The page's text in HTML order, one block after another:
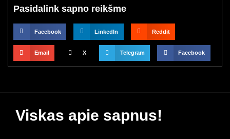
Pasidalink sapno reikšme
Facebook LinkedIn Reddit
Email X Telegram Facebook
Viskas apie sapnus!